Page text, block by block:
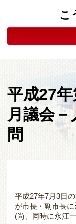
こ
平成27
月議会
問
平成27年7月3日
が市長・副市長に
(尚、同時に永江